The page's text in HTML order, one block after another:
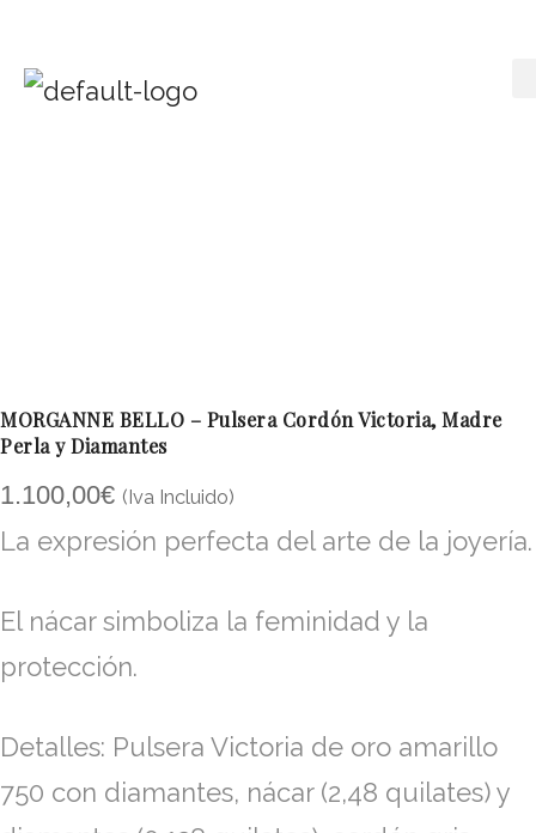
MORGANNE BELLO – Pulsera Cordón Victoria, Madre
Perla y Diamantes
1.100,00€ (Iva Incluido)
La expresión perfecta del arte de la joyería.
El nácar simboliza la feminidad y la
protección.
Detalles: Pulsera Victoria de oro amarillo
750 con diamantes, nácar (2,48 quilates) y